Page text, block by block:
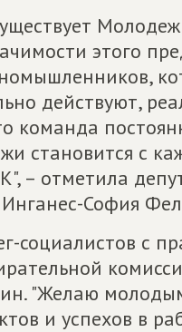
этого
действуют,
команда
становится с
– отметила
София
социалистов с
"Желаю
и успехов в